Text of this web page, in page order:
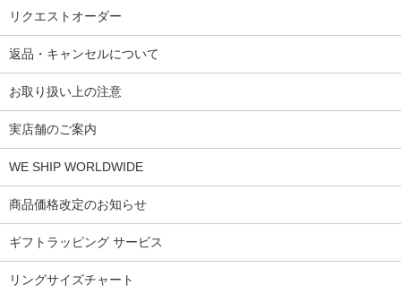
リクエストオーダー
返品・キャンセルについて
お取り扱い上の注意
実店舗のご案内
WE SHIP WORLDWIDE
商品価格改定のお知らせ
ギフトラッピング サービス
リングサイズチャート